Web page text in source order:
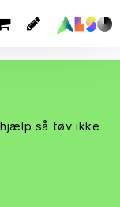
så tøv ikke